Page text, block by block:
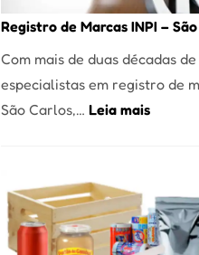
Registro de Marcas INPI –
Com mais de duas décadas
especialistas em registro de
São Carlos,… Leia mais:
INPI
–